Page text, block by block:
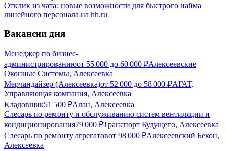
Отклик из чата: новые возможности для быстрого найма
линейного персонала на hh.ru
Вакансии дня
Менеджер по бизнес-
администрированиюот 55 000 до 60 000 ₽Алексеевские
Оконные Системы, Алексеевка
Мерчандайзер (Алексеевка)от 52 000 до 58 000 ₽АГАТ,
Управляющая компания, Алексеевка
Кладовщик51 500 ₽Алан, Алексеевка
Слесарь по ремонту и обслуживанию систем вентиляции и
кондиционирования79 000 ₽Транспорт Будущего, Алексеевка
Слесарь по ремонту агрегатовот 98 000 ₽Алексеевский Бекон,
Алексеевка